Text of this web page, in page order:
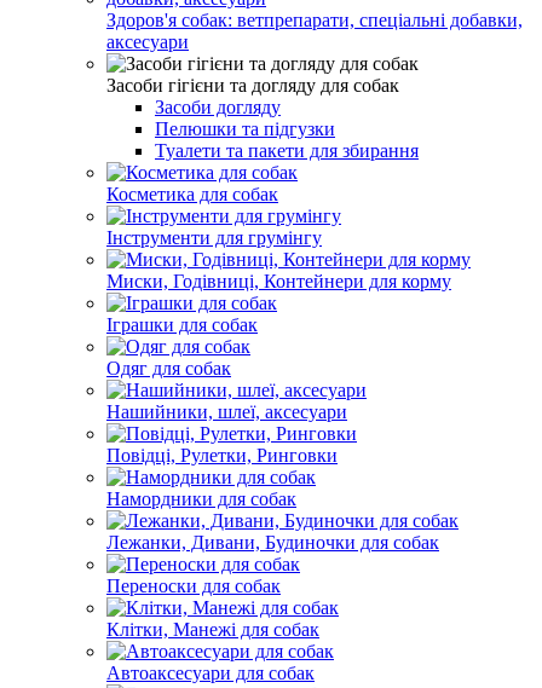
Здоров'я собак: ветпрепарати, спеціальні добавки,
аксесуари
Засоби гігієни та догляду для собак
Засоби догляду
Пелюшки та підгузки
Туалети та пакети для збирання
Косметика для собак
Інструменти для грумінгу
Миски, Годівниці, Контейнери для корму
Іграшки для собак
Одяг для собак
Нашийники, шлеї, аксесуари
Повідці, Рулетки, Ринговки
Намордники для собак
Лежанки, Дивани, Будиночки для собак
Переноски для собак
Клітки, Манежі для собак
Автоаксесуари для собак